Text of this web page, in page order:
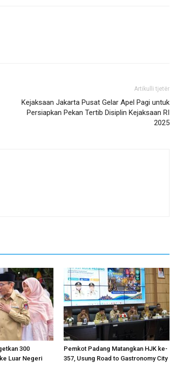
Artikulli tjetër
Kejaksaan Jakarta Pusat Gelar Apel Pagi untuk
Persiapkan Pekan Tertib Disiplin Kejaksaan RI
2025
300
Luar Negeri
Pemkot Padang Matangkan HJK ke-
357, Usung Road to Gastronomy City